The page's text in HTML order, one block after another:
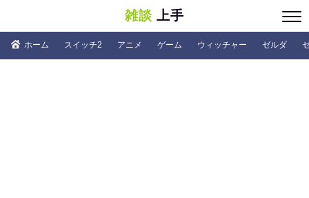
雑談 上手
ホーム スイッチ2 アニメ ゲーム ウィッチャー ゼルダ